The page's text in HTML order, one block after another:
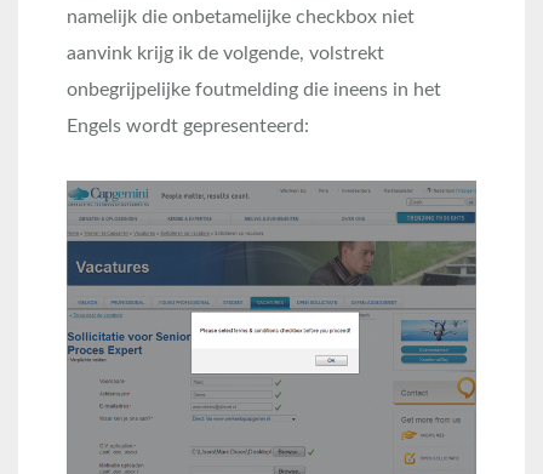
namelijk die onbetamelijke checkbox niet
aanvink krijg ik de volgende, volstrekt
onbegrijpelijke foutmelding die ineens in het
Engels wordt gepresenteerd: